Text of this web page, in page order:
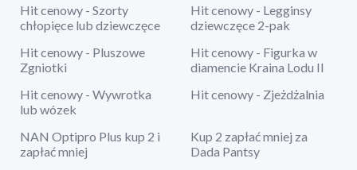
Hit cenowy - Szorty
chłopięce lub dziewczęce
Hit cenowy - Legginsy
dziewczęce 2-pak
Hit cenowy - Pluszowe
Zgniotki
Hit cenowy - Figurka w
diamencie Kraina Lodu II
Hit cenowy - Wywrotka
lub wózek
Hit cenowy - Zjeżdżalnia
NAN Optipro Plus kup 2 i
zapłać mniej
Kup 2 zapłać mniej za
Dada Pantsy